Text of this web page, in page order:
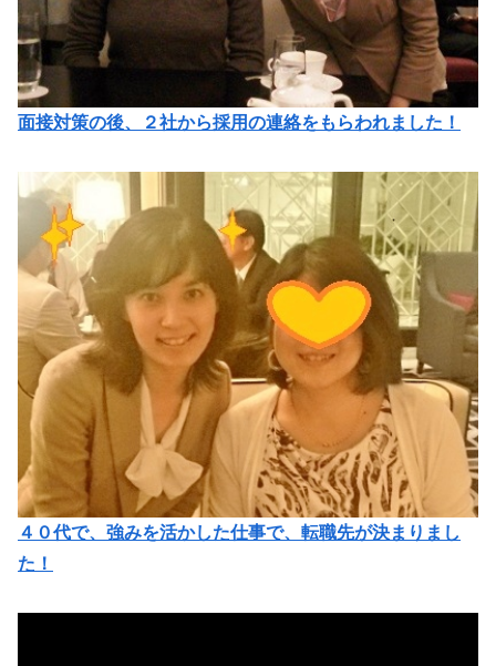
面接対策の後、２社から採用の連絡をもらわれました！
４０代で、強みを活かした仕事で、転職先が決まりまし
た！